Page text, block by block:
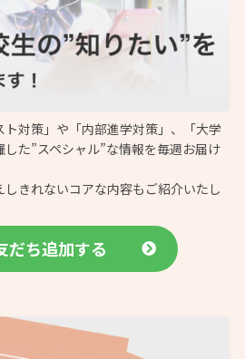
対策」や「内部進学対策」、「大学
た”スペシャル”な情報を毎週お届け
きれないコアな内容もご紹介いたし
だち追加する